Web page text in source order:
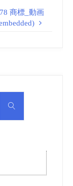
商標_動画
検